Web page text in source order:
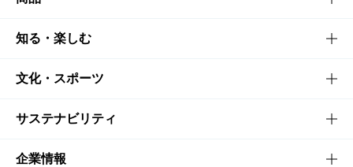
商品TOP
商品一覧
商品発売情報
栄養成分一覧
知る・楽しむ
知る・楽しむTOP
キャンペーン
工場見学
文化・スポーツ
文化・スポーツTOP
サントリーホール
サステナビリティ
サステナビリティTOP
企業情報